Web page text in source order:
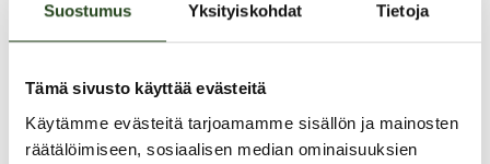
Suostumus Yksityiskohdat Tietoja
Tämä sivusto käyttää evästeitä
Käytämme evästeitä tarjoamamme sisällön ja mainosten
räätälöimiseen, sosiaalisen median ominaisuuksien